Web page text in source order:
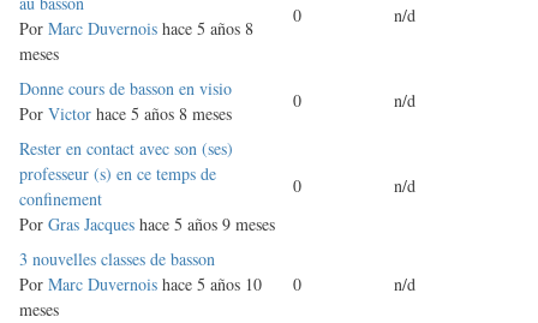
Por Marc Duvernois hace 5 años 8
meses
0 n/d
Discusión
normal
Donne cours de basson en visio
Por Victor hace 5 años 8 meses
0 n/d
Discusión
normal
Rester en contact avec son (ses)
professeur (s) en ce temps de
confinement
Por Gras Jacques hace 5 años 9 meses
0 n/d
Discusión
normal
3 nouvelles classes de basson
Por Marc Duvernois hace 5 años 10
meses
0 n/d